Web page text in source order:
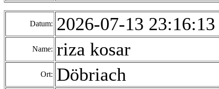
Datum: 2026-07-13
Name: riza kosar
Ort: Döbriach